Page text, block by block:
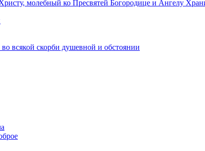
молебный ко Пресвятей Богородице и Ангелу
всякой скорби душевной и обстоянии